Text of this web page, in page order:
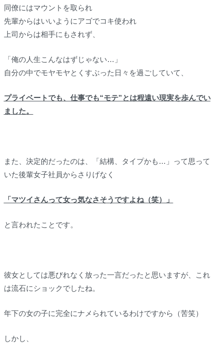
同僚にはマウントを取られ
先輩からはいいようにアゴでコキ使われ
上司からは相手にもされず、
「俺の人生こんなはずじゃない…」
自分の中でモヤモヤとくすぶった日々を過ごしていて、
プライベートでも、仕事でも“モテ”とは程遠い現実を歩んでい
ました。
また、決定的だったのは、「結構、タイプかも…」って思って
いた後輩女子社員からさりげなく
「マツイさんって女っ気なさそうですよね（笑）」
と言われたことです。
彼女としては悪びれなく放った一言だったと思いますが、これ
は流石にショックでしたね。
年下の女の子に完全にナメられているわけですから（苦笑）
しかし、